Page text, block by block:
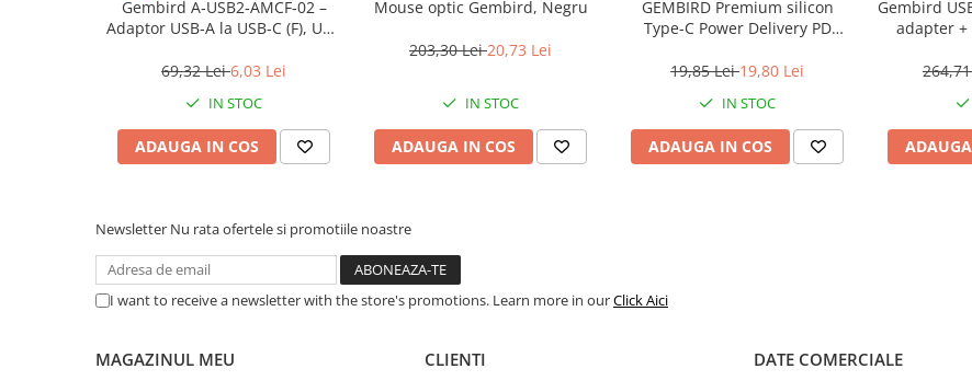
Boxe PC & Soundbar
Boxe Wireless & Portabile
Camere Foto & Sisteme Optice
Caști & Microfoane
Căști Gaming & Consumer
Microfoane & Reportofoane
Display & signage
Ecrane Digital Signage
Proiectoare
Gembird A‑USB2‑AMCF‑02 –
Adaptor USB‑A la USB‑C (F), USB
69,32 Lei6,03 Lei
IN STOC
ADAUGA IN COS
Mouse optic Gembird, Negru
203,30 Lei20,73 Lei
IN STOC
ADAUGA IN COS
GEMBIRD Premium silicon
Type-C Power Delivery PD
black
19,85 Lei19,80 Lei
IN STOC
ADAUGA IN COS
Gembird
adapter +
Newsletter Nu rata ofertele si promotiile noastre
I want to receive a newsletter with the store's promotions. Learn more in ourClick Aici
MAGAZINUL MEU CLIENTI DATE COMERCIALE